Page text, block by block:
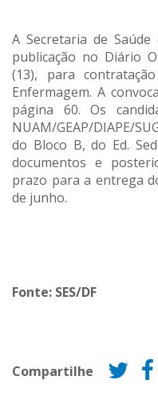
A Secretaria de
publicação no Diário
(13), para
Enfermagem. A
página 60. Os
NUAM/GEAP/DIAPE/
do Bloco B, do Ed.
documentos e
prazo para a entrega
de junho.
Fonte: SES/DF
Compartilhe